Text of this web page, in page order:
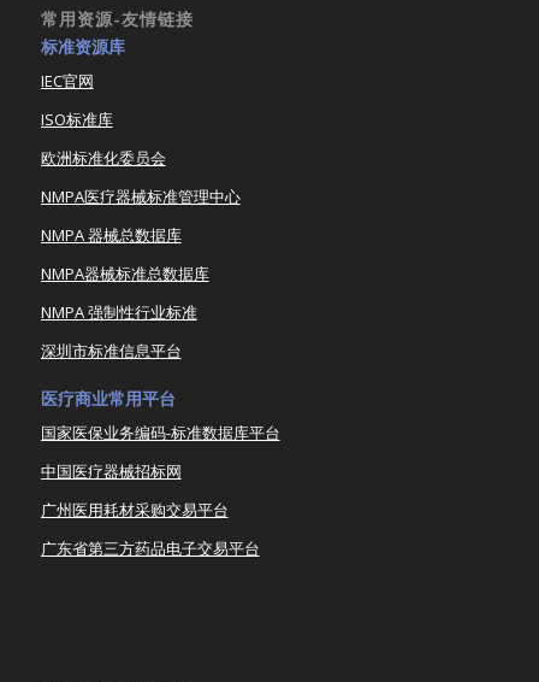
常用资源-友情链接
标准资源库
IEC官网
ISO标准库
欧洲标准化委员会
NMPA医疗器械标准管理中心
NMPA 器械总数据库
NMPA器械标准总数据库
NMPA 强制性行业标准
深圳市标准信息平台
医疗商业常用平台
国家医保业务编码-标准数据库平台
中国医疗器械招标网
广州医用耗材采购交易平台
广东省第三方药品电子交易平台